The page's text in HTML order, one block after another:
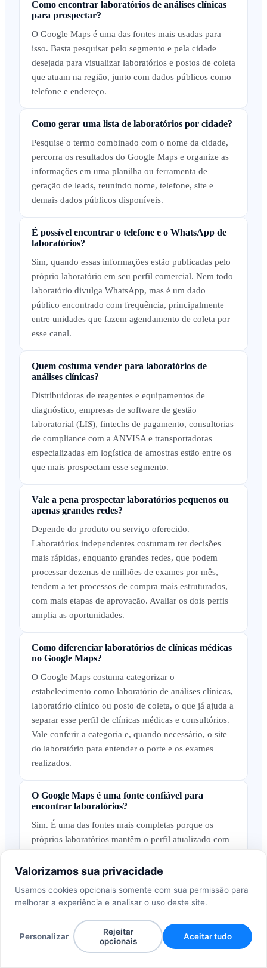
Como encontrar laboratórios de análises clínicas
para prospectar?
O Google Maps é uma das fontes mais usadas para
isso. Basta pesquisar pelo segmento e pela cidade
desejada para visualizar laboratórios e postos de coleta
que atuam na região, junto com dados públicos como
telefone e endereço.
Como gerar uma lista de laboratórios por cidade?
Pesquise o termo combinado com o nome da cidade,
percorra os resultados do Google Maps e organize as
informações em uma planilha ou ferramenta de
geração de leads, reunindo nome, telefone, site e
demais dados públicos disponíveis.
É possível encontrar o telefone e o WhatsApp de
laboratórios?
Sim, quando essas informações estão publicadas pelo
próprio laboratório em seu perfil comercial. Nem todo
laboratório divulga WhatsApp, mas é um dado
público encontrado com frequência, principalmente
entre unidades que fazem agendamento de coleta por
esse canal.
Quem costuma vender para laboratórios de
análises clínicas?
Distribuidoras de reagentes e equipamentos de
diagnóstico, empresas de software de gestão
laboratorial (LIS), fintechs de pagamento, consultorias
de compliance com a ANVISA e transportadoras
especializadas em logística de amostras estão entre os
que mais prospectam esse segmento.
Vale a pena prospectar laboratórios pequenos ou
apenas grandes redes?
Depende do produto ou serviço oferecido.
Laboratórios independentes costumam ter decisões
mais rápidas, enquanto grandes redes, que podem
processar dezenas de milhões de exames por mês,
tendem a ter processos de compra mais estruturados,
com mais etapas de aprovação. Avaliar os dois perfis
amplia as oportunidades.
Como diferenciar laboratórios de clínicas médicas
no Google Maps?
O Google Maps costuma categorizar o
estabelecimento como laboratório de análises clínicas,
laboratório clínico ou posto de coleta, o que já ajuda a
separar esse perfil de clínicas médicas e consultórios.
Vale conferir a categoria e, quando necessário, o site
do laboratório para entender o porte e os exames
realizados.
O Google Maps é uma fonte confiável para
encontrar laboratórios?
Sim. É uma das fontes mais completas porque os
próprios laboratórios mantêm o perfil atualizado com
pacientes.
Como qualificar laboratórios antes de iniciar a
Alguns sinais úteis são site institucional próprio,
presença ativa em redes sociais, volume relevante de
Valorizamos sua privacidade
Usamos cookies opcionais somente com sua permissão para
melhorar a experiência e analisar o uso deste site.
Personalizar
Rejeitar
opcionais
Aceitar tudo